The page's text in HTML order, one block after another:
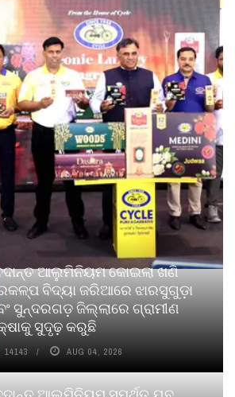
ଆଲୁମିନିୟମ କୋଇଲା ଖଣି
ବିଦ୍ୟା ଜରିଆରେ ଝାରସୁଗୁଡ଼ା
ସୁନ୍ଦରଗଡ଼ ଜିଲ୍ଲାରେ ଗ୍ରାମୀଣ
ସୁଦୃଢ଼ କରୁଛି
14143 AUG 04, 2026